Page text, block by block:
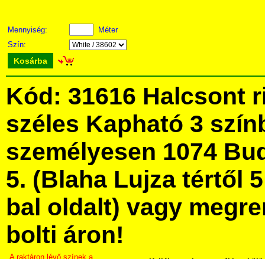
Mennyiség:
Méter
Szín:
Kosárba
Kód: 31616 Halcsont
széles Kapható 3
személyesen 1074
5. (Blaha Lujza tértől
bal oldalt) vagy
bolti áron!
A raktáron lévő színek a